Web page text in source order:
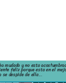
mudado y no esta
feliz porque esta en el
se despide de ella...